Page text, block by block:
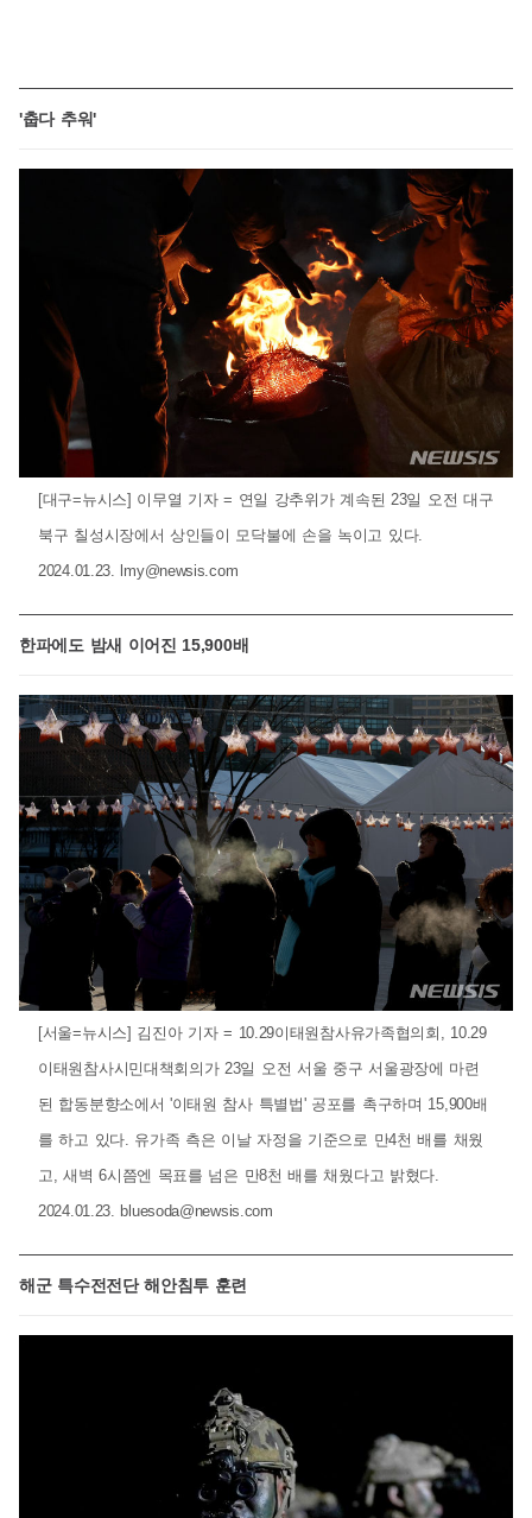
'춥다 추워'
[대구=뉴시스] 이무열 기자 = 연일 강추위가 계속된 23일 오전 대구
북구 칠성시장에서 상인들이 모닥불에 손을 녹이고 있다.
2024.01.23. lmy@newsis.com
한파에도 밤새 이어진 15,900배
[서울=뉴시스] 김진아 기자 = 10.29이태원참사유가족협의회, 10.29
이태원참사시민대책회의가 23일 오전 서울 중구 서울광장에 마련
된 합동분향소에서 '이태원 참사 특별법' 공포를 촉구하며 15,900배
를 하고 있다. 유가족 측은 이날 자정을 기준으로 만4천 배를 채웠
고, 새벽 6시쯤엔 목표를 넘은 만8천 배를 채웠다고 밝혔다.
2024.01.23. bluesoda@newsis.com
해군 특수전전단 해안침투 훈련